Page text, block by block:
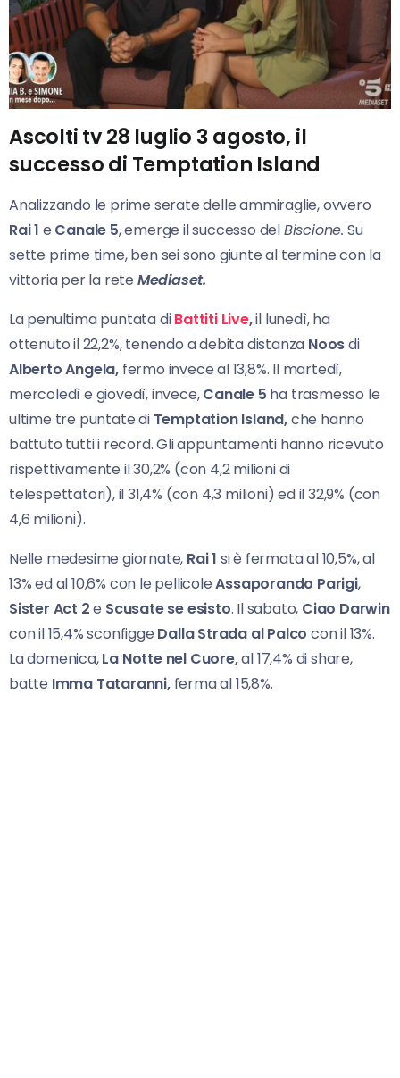
Ascolti tv 28 luglio 3 agosto, il
successo di Temptation Island
Analizzando le prime serate delle ammiraglie, ovvero
Rai 1 e Canale 5, emerge il successo delBiscione. Su
sette prime time, ben sei sono giunte al termine con la
vittoria per la rete Mediaset.
La penultima puntata diBattiti Live,il lunedì, ha
ottenuto il 22,2%, tenendo a debita distanza Noosdi
Alberto Angela, fermo invece al 13,8%. Il martedì,
mercoledì e giovedì, invece,Canale 5 ha trasmesso le
ultime tre puntate di Temptation Island,che hanno
battuto tutti i record. Gli appuntamenti hanno ricevuto
rispettivamente il 30,2% (con 4,2 milioni di
telespettatori), il 31,4% (con 4,3 milioni) ed il 32,9% (con
4,6 milioni).
Nelle medesime giornate, Rai 1 si è fermata al 10,5%, al
13% ed al 10,6% con le pellicoleAssaporando Parigi,
Sister Act 2e Scusate se esisto. Il sabato, Ciao Darwin
con il 15,4% sconfigge Dalla Strada al Palco con il 13%.
La domenica,La Notte nel Cuore,al 17,4% di share,
batte Imma Tataranni,ferma al 15,8%.